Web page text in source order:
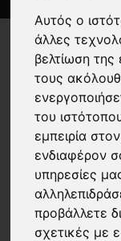
Αυτός ο
άλλες
βελτίωση της
τους
του
εμπειρία
ενδιαφέρον
υπηρεσίες
προβάλλετε
σχετικές με